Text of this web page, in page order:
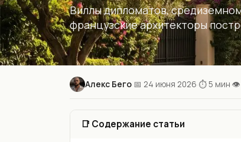
Виллы дипломатов,
французские архитекторы
Алекс Бего 📅 24 июня 2026 ⏱ 5 мин 👁
📑 Содержание статьи